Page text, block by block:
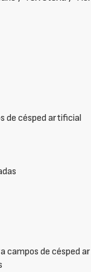
de césped artificial
campos de césped